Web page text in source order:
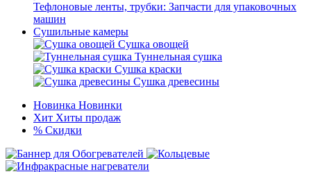
Тефлоновые ленты, трубки: Запчасти для упаковочных
машин
Сушильные камеры
Сушка овощей
Туннельная сушка
Сушка краски
Сушка древесины
Новинка Новинки
Хит Хиты продаж
% Скидки